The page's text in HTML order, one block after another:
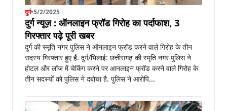
दुर्ग•5/2/2025
दुर्ग न्यूज़ : ऑनलाइन फ्रॉड गिरोह का पर्दाफाश, 3
गिरफ्तार पढ़े पूरी खबर
दुर्ग की स्मृति नगर पुलिस ने ऑनलाइन फ्रॉड करने वाले गिरोह के तीन
सदस्य गिरफ्तार हुए हैं. दुर्ग/भिलाई: छत्तीसगढ़ की स्मृति नगर पुलिस ने
होटल और लॉज में चेकिंग करने पर आनलाइन फ्रॉड करने वाले गिरोह के
तीन सदस्यों को पुलिस ने दबोचा है. पुलिस ने आरोपि...